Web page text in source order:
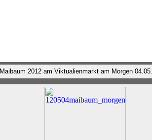
Maibaum 2012 am Viktualienmarkt am Morgen